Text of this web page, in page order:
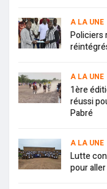
A LA UNE
Policiers
A LA UNE
1ère
réussi
Pabré
A LA UNE
Lutte
pour